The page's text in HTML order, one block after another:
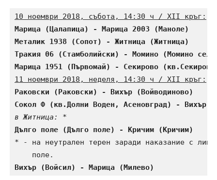
10 ноември 2018, събота, 14:30 ч / XII кръг:
Марица (Цалапица) - Марица 2003
Металик 1938 (Сопот) - Житница
Тракия 06 (Стамболийски) - Момино
Марица 1951 (Първомай) - Секирово
11 ноември 2018, неделя, 14:30 ч / XII кръг:
Раковски (Раковски) - Вихър
Сокол Ф (кв.Долни Воден, Асеновград) -
в Житница:
Дълго поле (Дълго поле) - Кричим
* - на неутрален терен заради наказание с
Вихър (Войсил) - Марица (Милево)